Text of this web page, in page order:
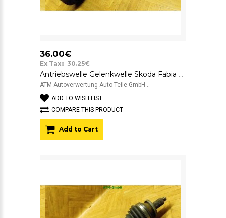
36.00€
Ex Tax:: 30.25€
Antriebswelle Gelenkwelle Skoda Fabia 6Y2 links Fahrerseite
ATM Autoverwertung Auto-Teile GmbH ..
ADD TO WISH LIST
COMPARE THIS PRODUCT
Add to Cart